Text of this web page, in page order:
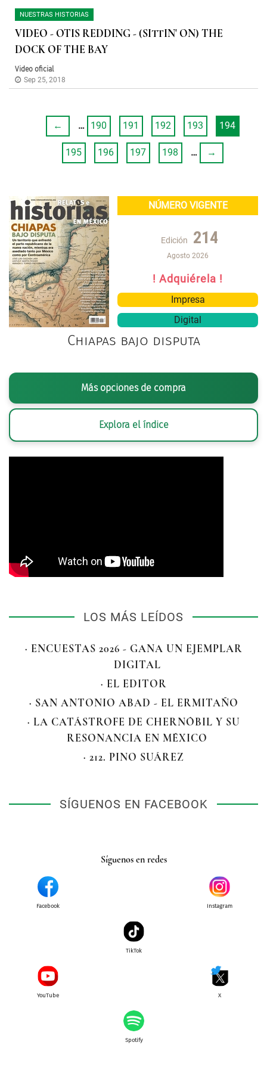
NUESTRAS HISTORIAS
VIDEO - OTIS REDDING - (SITTIN' ON) THE
DOCK OF THE BAY
Video oficial
Sep 25, 2018
← … 190 191 192 193 194
195 196 197 198 … →
NÚMERO VIGENTE
Edición 214
Agosto 2026
! Adquiérela !
Impresa
Digital
Chiapas bajo disputa
Más opciones de compra
Explora el índice
LOS MÁS LEÍDOS
· ENCUESTAS 2026 - GANA UN EJEMPLAR
DIGITAL
· EL EDITOR
· SAN ANTONIO ABAD - EL ERMITAÑO
· LA CATÁSTROFE DE CHERNÓBIL Y SU
RESONANCIA EN MÉXICO
· 212. PINO SUÁREZ
SÍGUENOS EN FACEBOOK
Síguenos en redes
Facebook Instagram
TikTok
YouTube X
Spotify